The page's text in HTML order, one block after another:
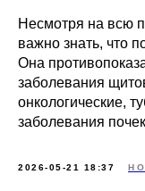
Несмотря на всю
важно знать, что
Она
заболевания
онкологические,
заболевания
2026-05-21 18:37